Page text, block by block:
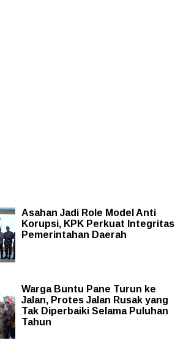
Asahan Jadi Role Model Anti
Korupsi, KPK Perkuat Integritas
Pemerintahan Daerah
Warga Buntu Pane Turun ke
Jalan, Protes Jalan Rusak yang
Tak Diperbaiki Selama Puluhan
Tahun